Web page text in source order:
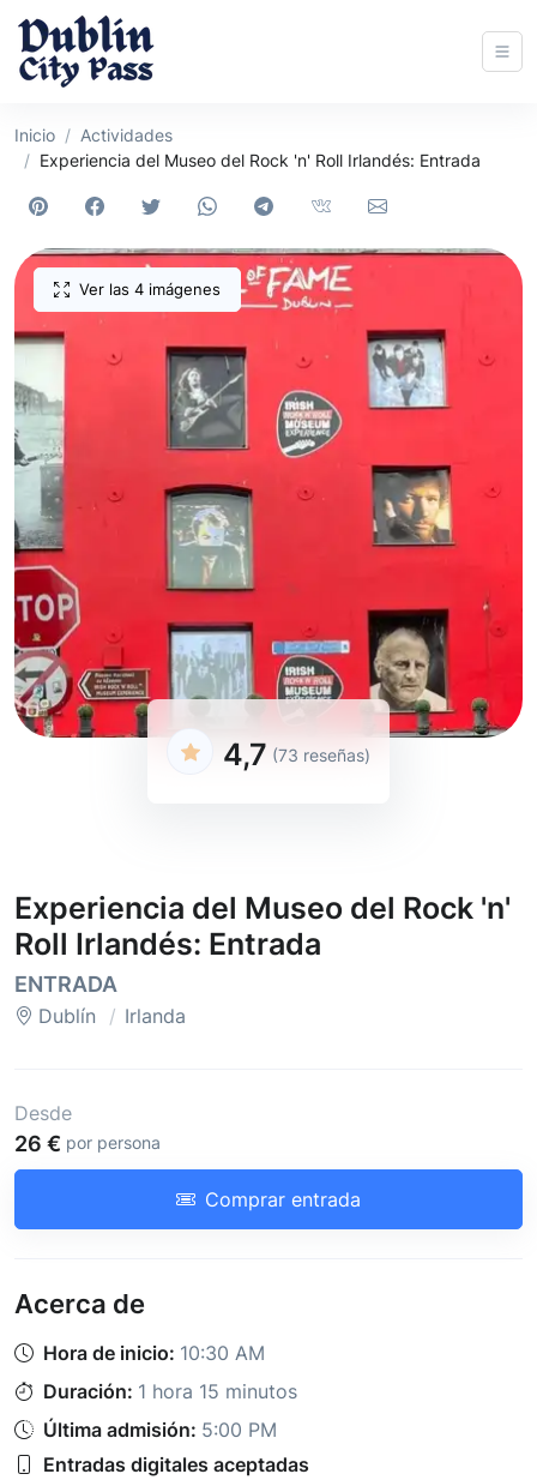
Inicio
Actividades
Experiencia del Museo del Rock 'n' Roll Irlandés: Entrada
Ver las 4 imágenes
4,7 (73 reseñas)
Experiencia del Museo del Rock 'n'
Roll Irlandés: Entrada
ENTRADA
Dublín Irlanda
Desde
26 € por persona
Comprar entrada
Acerca de
Hora de inicio: 10:30 AM
Duración: 1 hora 15 minutos
Última admisión: 5:00 PM
Entradas digitales aceptadas